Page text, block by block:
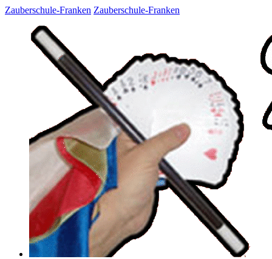
Zauberschule-Franken Zauberschule-Franken